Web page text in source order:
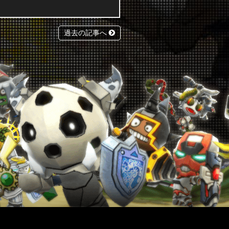
過去の記事へ